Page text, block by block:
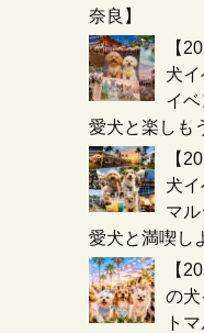
奈良】
【
犬
イ
愛犬と楽しも
【
犬
マ
愛犬と満喫し
【
の犬
ト